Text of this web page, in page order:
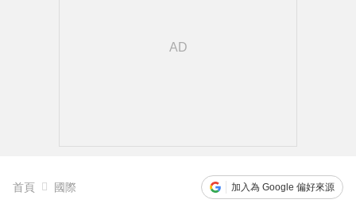
首頁 國際 加入為 Google 偏好來源